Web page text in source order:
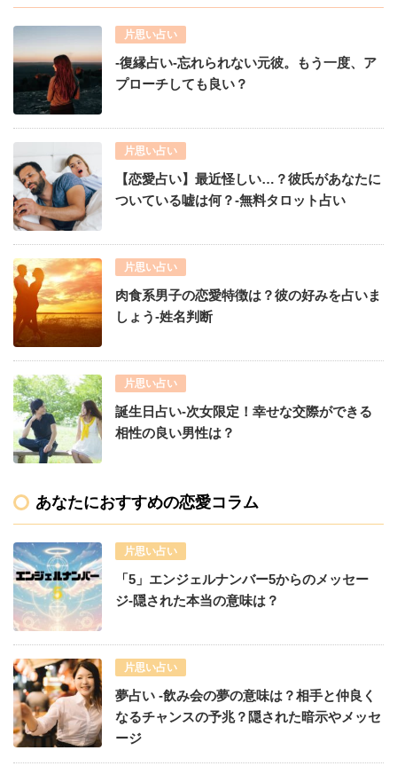
片思い占い
-復縁占い-忘れられない元彼。もう一度、ア
プローチしても良い？
片思い占い
【恋愛占い】最近怪しい…？彼氏があなたに
ついている嘘は何？-無料タロット占い
片思い占い
肉食系男子の恋愛特徴は？彼の好みを占いま
しょう-姓名判断
片思い占い
誕生日占い-次女限定！幸せな交際ができる
相性の良い男性は？
あなたにおすすめの恋愛コラム
片思い占い
「5」エンジェルナンバー5からのメッセー
ジ-隠された本当の意味は？
片思い占い
夢占い -飲み会の夢の意味は？相手と仲良く
なるチャンスの予兆？隠された暗示やメッセ
ージ